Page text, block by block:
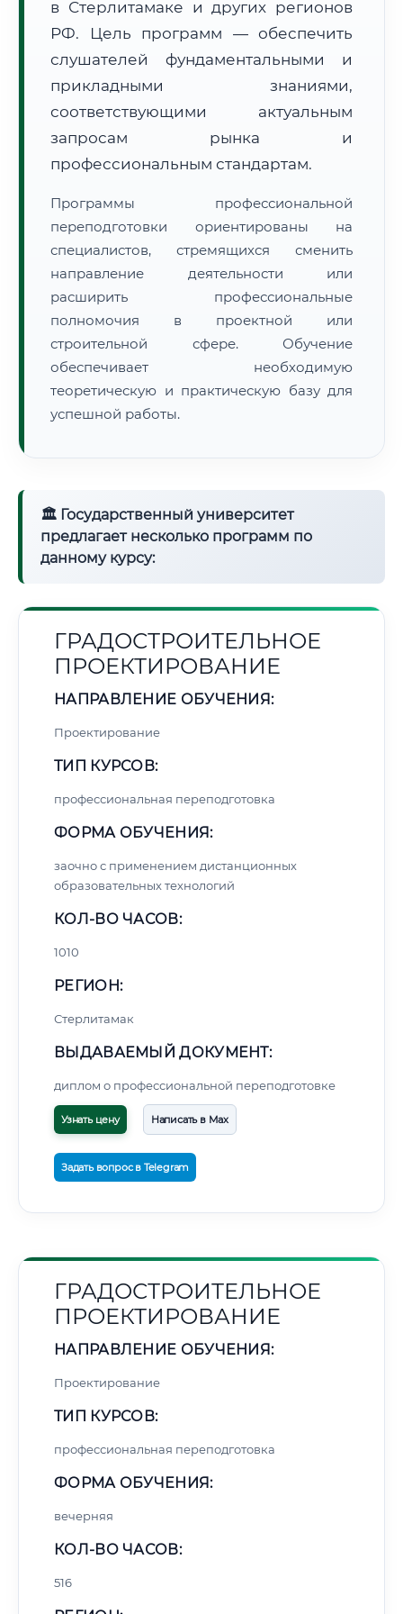
• Маршрут транзита:
📜 Документы и аккредитация ФИС ФРДО
🔍Нажмите на документ для увеличения и просмотра
в Стерлитамаке и других регионов
РФ. Цель программ — обеспечить
слушателей фундаментальными и
прикладными знаниями,
соответствующими актуальным
запросам рынка и
профессиональным стандартам.
Программы профессиональной
переподготовки ориентированы на
специалистов, стремящихся сменить
направление деятельности или
расширить профессиональные
полномочия в проектной или
строительной сфере. Обучение
обеспечивает необходимую
теоретическую и практическую базу для
успешной работы.
🏛 Государственный университет
предлагает несколько программ по
данному курсу:
ГРАДОСТРОИТЕЛЬНОЕ
ПРОЕКТИРОВАНИЕ
НАПРАВЛЕНИЕ ОБУЧЕНИЯ:
Проектирование
ТИП КУРСОВ:
профессиональная переподготовка
ФОРМА ОБУЧЕНИЯ:
заочно с применением дистанционных
образовательных технологий
КОЛ-ВО ЧАСОВ:
1010
РЕГИОН:
Стерлитамак
ВЫДАВАЕМЫЙ ДОКУМЕНТ:
диплом о профессиональной переподготовке
Узнать цену Написать в Max
Задать вопрос в Telegram
ГРАДОСТРОИТЕЛЬНОЕ
ПРОЕКТИРОВАНИЕ
НАПРАВЛЕНИЕ ОБУЧЕНИЯ:
Проектирование
ТИП КУРСОВ:
профессиональная переподготовка
ФОРМА ОБУЧЕНИЯ:
вечерняя
КОЛ-ВО ЧАСОВ:
516